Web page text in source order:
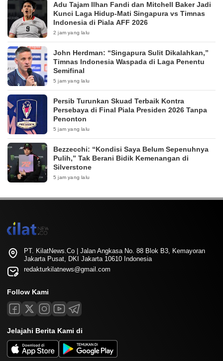
Adu Tajam Ilhan Fandi dan Mitchell Baker Jadi
Kunci Laga Hidup-Mati Singapura vs Timnas
Indonesia di Piala AFF 2026
2 jam yang lalu
John Herdman: “Singapura Sulit Dikalahkan,”
Timnas Indonesia Waspada di Laga Penentu
Semifinal
5 jam yang lalu
Persib Turunkan Skuad Terbaik Kontra
Persebaya di Final Piala Presiden 2026 Tanpa
Penonton
5 jam yang lalu
Bezzecchi: “Kondisi Saya Belum Sepenuhnya
Pulih,” Tak Berani Bidik Kemenangan di
Silverstone
5 jam yang lalu
PT. KilatNews.Co | Jalan Angkasa No. 88 Blok B3, Kemayoran
Jakarta Pusat, DKI Jakarta 10610 Indonesia
redakturkilatnews@gmail.com
Follow Kami
Jelajahi Berita Kami di